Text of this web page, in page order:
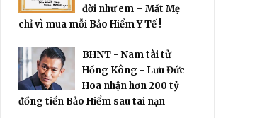
đời như em – Mất Mẹ
chỉ vì mua mỗi Bảo Hiểm Y Tế !
BHNT - Nam tài tử
Hồng Kông - Lưu Đức
Hoa nhận hơn 200 tỷ
đồng tiền Bảo Hiểm sau tai nạn